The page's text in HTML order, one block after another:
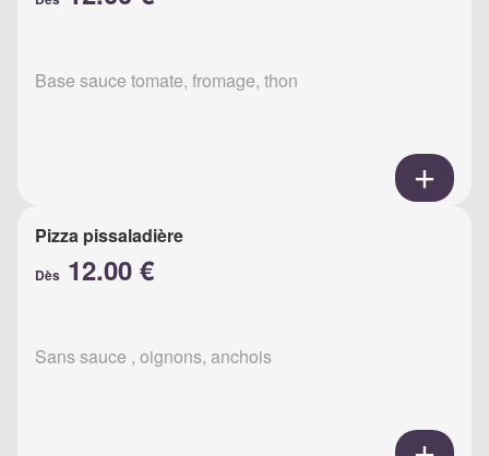
Base sauce tomate, fromage, thon
Pizza pissaladière
Dès 12.00 €
Sans sauce , oignons, anchois